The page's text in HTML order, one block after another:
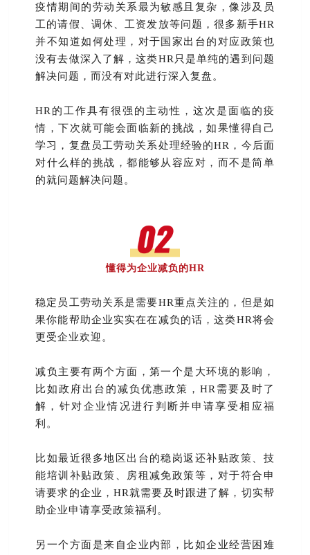
疫情期间的劳动关系最为敏感且复杂，像涉及员
工的请假、调休、工资发放等问题，很多新手HR
并不知道如何处理，对于国家出台的对应政策也
没有去做深入了解，这类HR只是单纯的遇到问题
解决问题，而没有对此进行深入复盘。
HR的工作具有很强的主动性，这次是面临的疫
情，下次就可能会面临新的挑战，如果懂得自己
学习，复盘员工劳动关系处理经验的HR，今后面
对什么样的挑战，都能够从容应对，而不是简单
的就问题解决问题。
懂得为企业减负的HR
稳定员工劳动关系是需要HR重点关注的，但是如
果你能帮助企业实实在在减负的话，这类HR将会
更受企业欢迎。
减负主要有两个方面，第一个是大环境的影响，
比如政府出台的减负优惠政策，HR需要及时了
解，针对企业情况进行判断并申请享受相应福
利。
比如最近很多地区出台的稳岗返还补贴政策、技
能培训补贴政策、房租减免政策等，对于符合申
请要求的企业，HR就需要及时跟进了解，切实帮
助企业申请享受政策福利。
另一个方面是来自企业内部，比如企业经营困难